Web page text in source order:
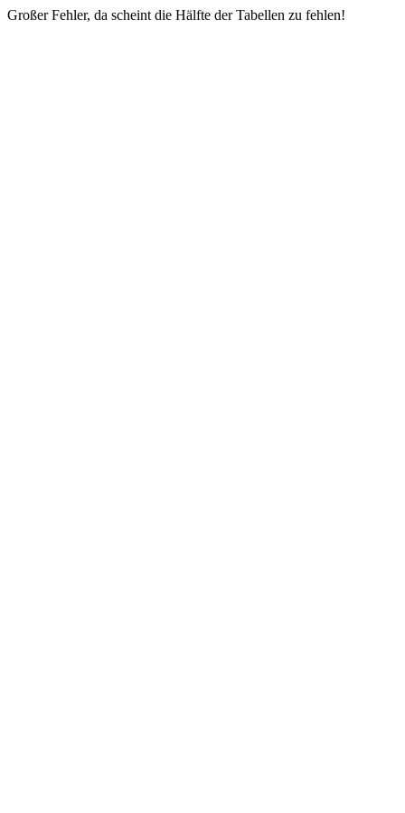
Großer Fehler, da scheint die Hälfte der Tabellen zu fehlen!